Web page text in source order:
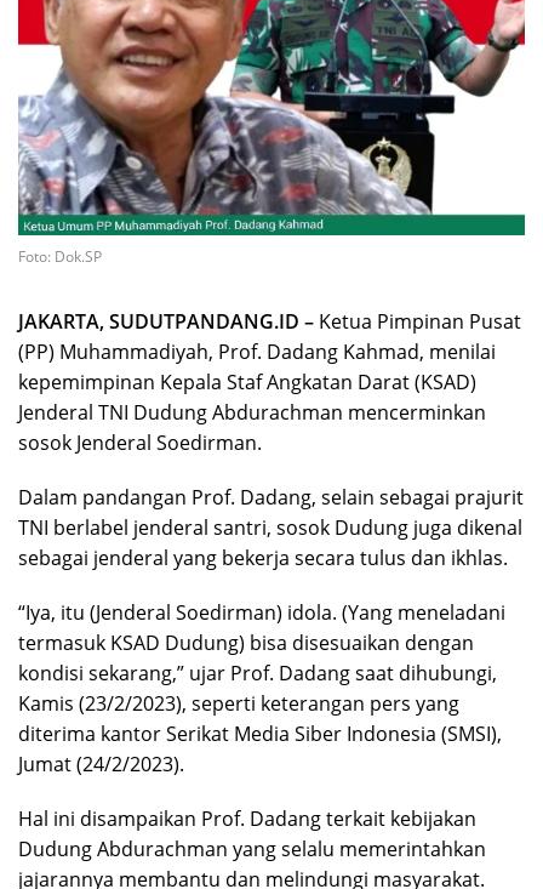
Foto: Dok.SP
JAKARTA, SUDUTPANDANG.ID – Ketua Pimpinan Pusat
(PP) Muhammadiyah, Prof. Dadang Kahmad, menilai
kepemimpinan Kepala Staf Angkatan Darat (KSAD)
Jenderal TNI Dudung Abdurachman mencerminkan
sosok Jenderal Soedirman.
Dalam pandangan Prof. Dadang, selain sebagai prajurit
TNI berlabel jenderal santri, sosok Dudung juga dikenal
sebagai jenderal yang bekerja secara tulus dan ikhlas.
“Iya, itu (Jenderal Soedirman) idola. (Yang meneladani
termasuk KSAD Dudung) bisa disesuaikan dengan
kondisi sekarang,” ujar Prof. Dadang saat dihubungi,
Kamis (23/2/2023), seperti keterangan pers yang
diterima kantor Serikat Media Siber Indonesia (SMSI),
Jumat (24/2/2023).
Hal ini disampaikan Prof. Dadang terkait kebijakan
Dudung Abdurachman yang selalu memerintahkan
jajarannya membantu dan melindungi masyarakat.